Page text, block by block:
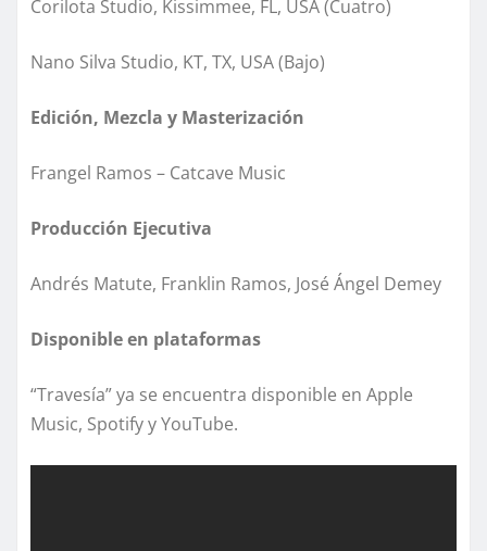
Corilota Studio, Kissimmee, FL, USA (Cuatro)
Nano Silva Studio, KT, TX, USA (Bajo)
Edición, Mezcla y Masterización
Frangel Ramos – Catcave Music
Producción Ejecutiva
Andrés Matute, Franklin Ramos, José Ángel Demey
Disponible en plataformas
“Travesía” ya se encuentra disponible en Apple
Music, Spotify y YouTube.